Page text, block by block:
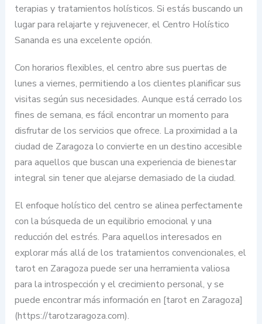
terapias y tratamientos holísticos. Si estás buscando un
lugar para relajarte y rejuvenecer, el Centro Holístico
Sananda es una excelente opción.
Con horarios flexibles, el centro abre sus puertas de
lunes a viernes, permitiendo a los clientes planificar sus
visitas según sus necesidades. Aunque está cerrado los
fines de semana, es fácil encontrar un momento para
disfrutar de los servicios que ofrece. La proximidad a la
ciudad de Zaragoza lo convierte en un destino accesible
para aquellos que buscan una experiencia de bienestar
integral sin tener que alejarse demasiado de la ciudad.
El enfoque holístico del centro se alinea perfectamente
con la búsqueda de un equilibrio emocional y una
reducción del estrés. Para aquellos interesados en
explorar más allá de los tratamientos convencionales, el
tarot en Zaragoza puede ser una herramienta valiosa
para la introspección y el crecimiento personal, y se
puede encontrar más información en [tarot en Zaragoza]
(https://tarotzaragoza.com).